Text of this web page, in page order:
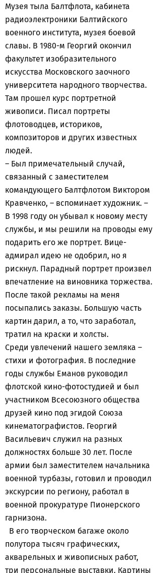
Музея тыла Балтфлота, кабинета
радиоэлектроники Балтийского
военного института, музея боевой
славы. В 1980-м Георгий окончил
факультет изобразительного
искусства Московского заочного
университета народного творчества.
Там прошел курс портретной
живописи. Писал портреты
флотоводцев, историков,
композиторов и других известных
людей.
– Был примечательный случай,
связанный с заместителем
командующего Балтфлотом Виктором
Кравченко, – вспоминает художник. –
В 1998 году он убывал к новому месту
службы, и мы решили на проводы ему
подарить его же портрет. Вице-
адмирал идею не одобрил, но я
рискнул. Парадный портрет произвел
впечатление на виновника торжества.
После такой рекламы на меня
посыпались заказы. Большую часть
картин дарил, а то, что заработал,
тратил на краски и холсты.
Среди увлечений нашего земляка –
стихи и фотография. В последние
годы службы Еманов руководил
флотской кино-фотостудией и был
участником Всесоюзного общества
друзей кино под эгидой Союза
кинематографистов. Георгий
Васильевич служил на разных
должностях больше 30 лет. После
армии был заместителем начальника
военной турбазы, готовил и проводил
экскурсии по региону, работал в
военной прокуратуре Пионерского
гарнизона.
В его творческом багаже около
полутора тысяч графических,
акварельных и живописных работ,
три персональные выставки. Картины